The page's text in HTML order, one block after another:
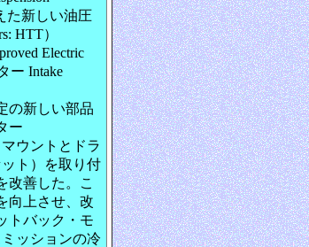
た新しい油圧
HTT）
Electric
ー Intake
の新しい部品
ー
ウントとドラ
ト）を取り付
改善した。こ
向上させ、改
トバック・モ
ミッションの冷